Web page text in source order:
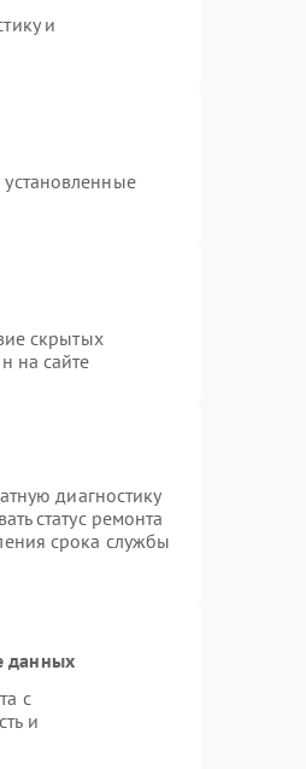
и
скрытых
на сайте
диагностику
статус ремонта
срока службы
данных
с
и